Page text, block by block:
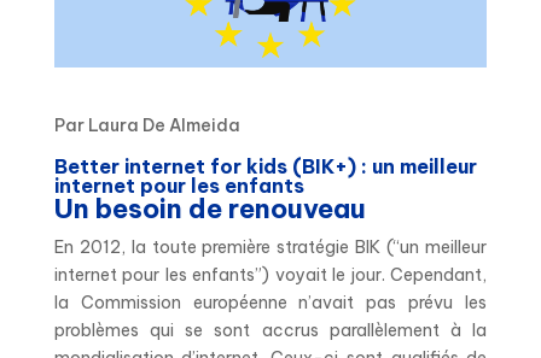
Par Laura De Almeida
Better internet for kids (BIK+) : un meilleur
internet pour les enfants
Un besoin de renouveau
En 2012, la toute première stratégie BIK (“un meilleur
internet pour les enfants”) voyait le jour. Cependant,
la Commission européenne n’avait pas prévu les
problèmes qui se sont accrus parallèlement à la